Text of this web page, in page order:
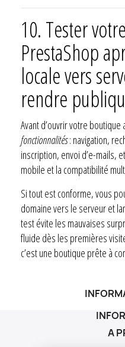
10. Tester
PrestaShop
locale vers
rendre
Avant d’ouvrir votre boutique
fonctionnalités: navigation,
inscription, envoi d’e-mails,
mobile et la compatibilité
Si tout est conforme, vous
domaine vers le serveur et
test évite les mauvaises
fluide dès les premières
c’est une boutique prête à
A